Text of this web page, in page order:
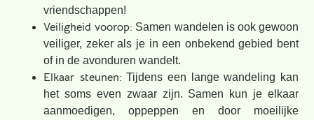
vriendschappen!
Veiligheid voorop: Samen wandelen is ook gewoon
veiliger, zeker als je in een onbekend gebied bent
of in de avonduren wandelt.
Elkaar steunen: Tijdens een lange wandeling kan
het soms even zwaar zijn. Samen kun je elkaar
aanmoedigen, oppeppen en door moeilijke